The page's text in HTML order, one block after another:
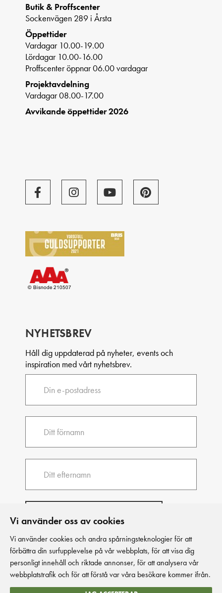
Vi använder oss av cookies
Vi använder cookies och andra spårningsteknologier för att
förbättra din surfupplevelse på vår webbplats, för att visa dig
personligt innehåll och riktade annonser, för att analysera vår
webbplatstrafik och för att förstå var våra besökare kommer ifrån.
Butik & Proffscenter
Sockenvägen 289 i Årsta
Öppettider
Vardagar 10.00-19.00
Lördagar 10.00-16.00
Proffscenter öppnar 06.00 vardagar
Projektavdelning
Vardagar 08.00-17.00
Avvikande öppettider 2026
NYHETSBREV
Håll dig uppdaterad på nyheter, events och
inspiration med vårt nyhetsbrev.